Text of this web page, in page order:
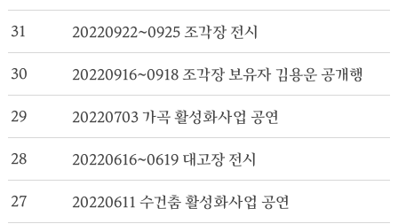
31 20220922~0925 조각장 전시
30 20220916~0918 조각장 보유자 김용운 공개행사
29 20220703 가곡 활성화사업 공연
28 20220616~0619 대고장 전시
27 20220611 수건춤 활성화사업 공연